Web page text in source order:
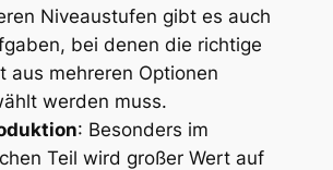
Niveaustufen gibt es auch
bei denen die richtige
aus mehreren Optionen
werden muss.
: Besonders im
Teil wird großer Wert auf